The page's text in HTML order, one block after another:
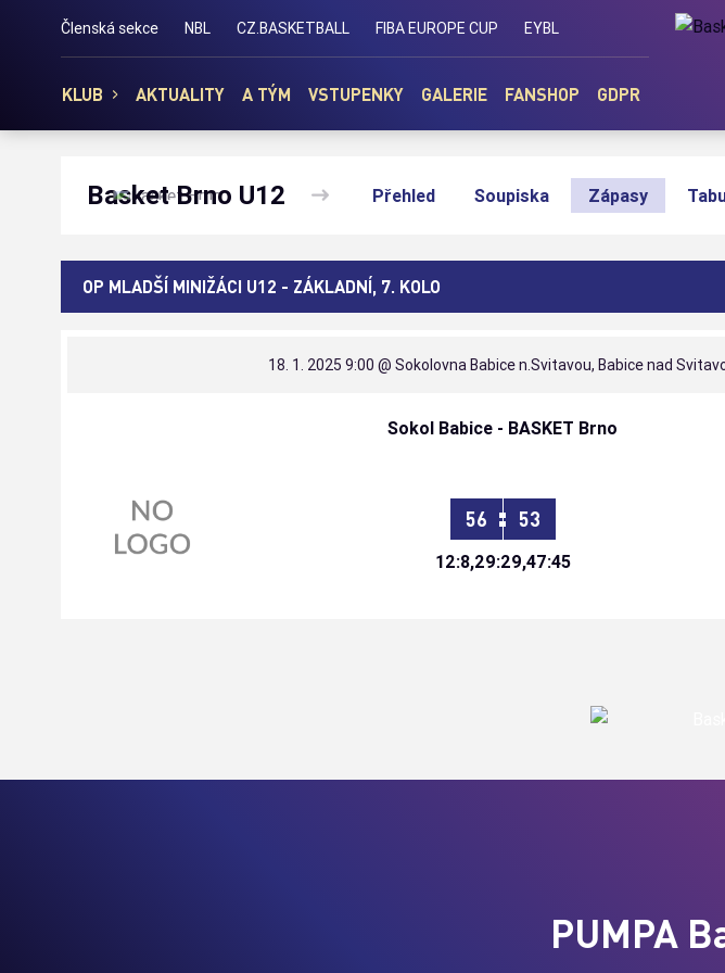
Členská sekce NBL CZ.BASKETBALL FIBA EUROPE CUP EYBL
KLUB AKTUALITY A TÝM VSTUPENKY GALERIE FANSHOP GDPR
Basket Brno U12 Přehled Soupiska Zápasy
OP MLADŠÍ MINIŽÁCI U12 - ZÁKLADNÍ, 7. KOLO
18. 1. 2025 9:00 @ Sokolovna Babice n.Svitavou, Babice nad
Sokol Babice - BASKET Brno
56 : 53
12:8,29:29,47:45
PUMPA